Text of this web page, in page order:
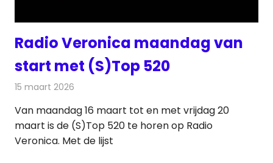
Radio Veronica maandag van
start met (S)Top 520
15 maart 2026
Van maandag 16 maart tot en met vrijdag 20
maart is de (S)Top 520 te horen op Radio
Veronica. Met de lijst